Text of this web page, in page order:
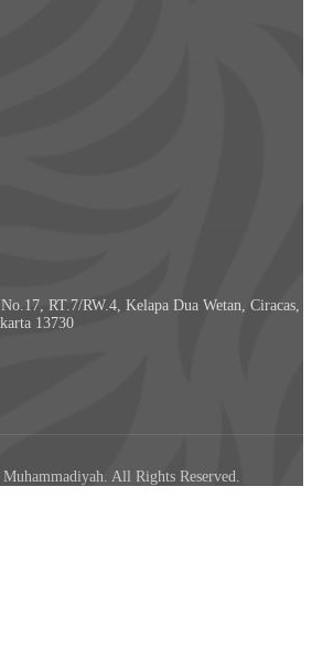
RT.7/RW.4, Kelapa Dua Wetan, Ciracas,
13730
All Rights Reserved.